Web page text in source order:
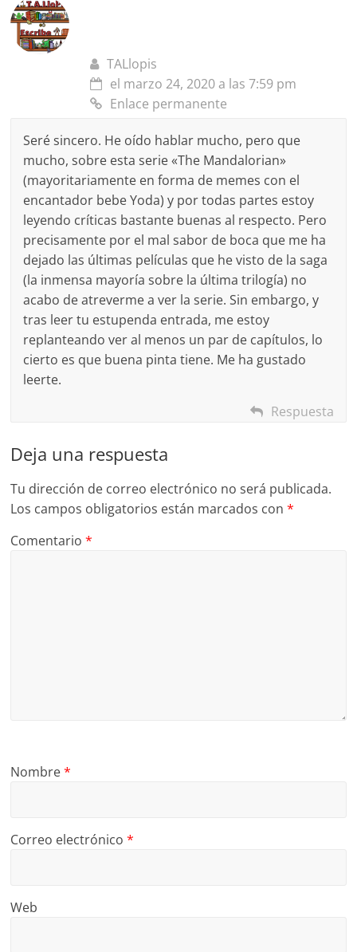
TALlopis
el marzo 24, 2020 a las 7:59 pm
Enlace permanente
Seré sincero. He oído hablar mucho, pero que
mucho, sobre esta serie «The Mandalorian»
(mayoritariamente en forma de memes con el
encantador bebe Yoda) y por todas partes estoy
leyendo críticas bastante buenas al respecto. Pero
precisamente por el mal sabor de boca que me ha
dejado las últimas películas que he visto de la saga
(la inmensa mayoría sobre la última trilogía) no
acabo de atreverme a ver la serie. Sin embargo, y
tras leer tu estupenda entrada, me estoy
replanteando ver al menos un par de capítulos, lo
cierto es que buena pinta tiene. Me ha gustado
leerte.
Respuesta
Deja una respuesta
Tu dirección de correo electrónico no será publicada.
Los campos obligatorios están marcados con*
Comentario*
Nombre*
Correo electrónico*
Web